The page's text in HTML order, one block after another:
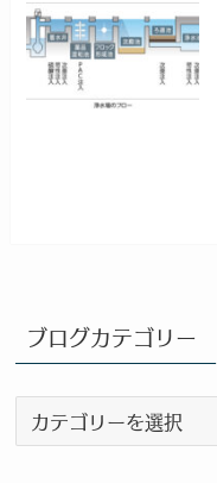
ブログカテゴリー
ロ